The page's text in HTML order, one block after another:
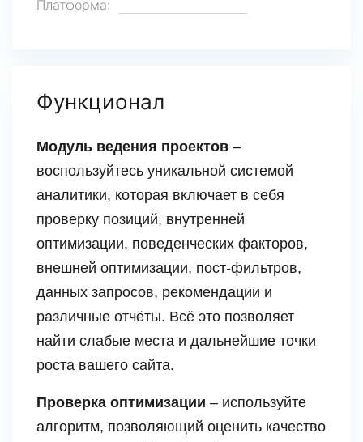
Платформа:
Функционал
Модуль ведения проектов –
воспользуйтесь уникальной системой
аналитики, которая включает в себя
проверку позиций, внутренней
оптимизации, поведенческих факторов,
внешней оптимизации, пост-фильтров,
данных запросов, рекомендации и
различные отчёты. Всё это позволяет
найти слабые места и дальнейшие точки
роста вашего сайта.
Проверка оптимизации – используйте
алгоритм, позволяющий оценить качество